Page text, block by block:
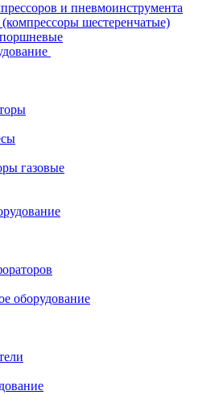
и пневмоинструмента
шестеренчатые)
газовые
оборудование